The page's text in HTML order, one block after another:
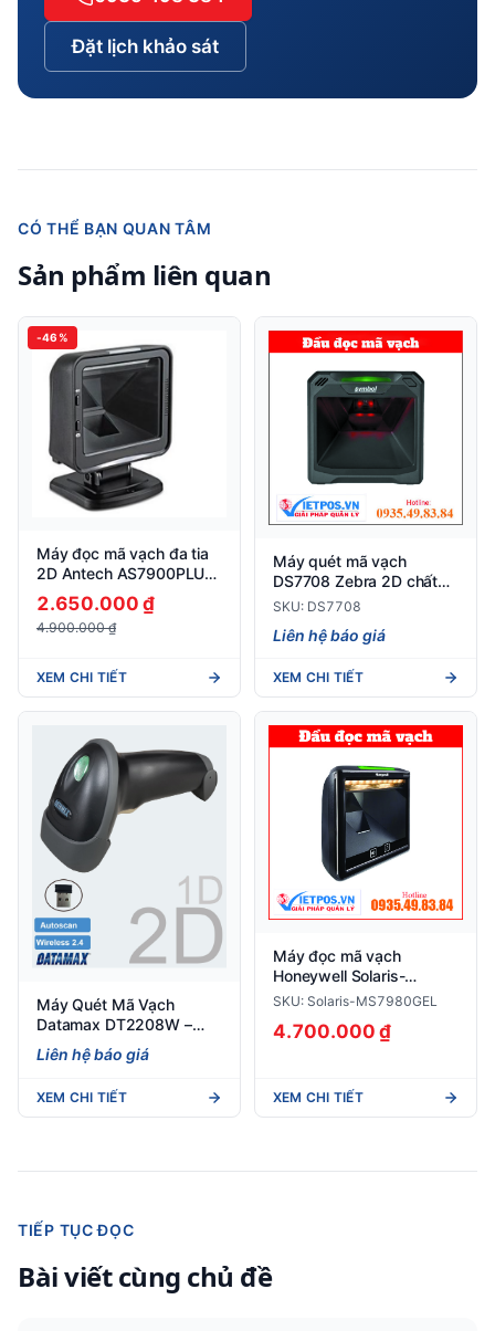
Đặt lịch khảo sát
CÓ THỂ BẠN QUAN TÂM
Sản phẩm liên quan
-46%
Máy đọc mã vạch đa tia
2D Antech AS7900PLUS
âm bàn
2.650.000 ₫
4.900.000 ₫
XEM CHI TIẾT
Máy quét mã vạch
DS7708 Zebra 2D chất
lượng
SKU: DS7708
Liên hệ báo giá
XEM CHI TIẾT
Máy Quét Mã Vạch
Datamax DT2208W –
Máy Quét 2D Giá Rẻ, Đa
Năng Cho Mọi Mô Hình
Liên hệ báo giá
XEM CHI TIẾT
Máy đọc mã vạch
Honeywell Solaris-
MS7980GEL
SKU: Solaris-MS7980GEL
4.700.000 ₫
XEM CHI TIẾT
TIẾP TỤC ĐỌC
Bài viết cùng chủ đề